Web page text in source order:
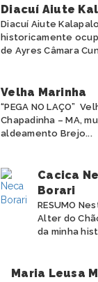
Diacuí Aiute
Diacuí Aiute
historicamente
de Ayres Câmara
Velha Marinha
“PEGA NO LAÇO”
Chapadinha – MA,
aldeamento Brejo...
Cacica
Borari
RESUMO
Alter do
da minha
Maria Leusa